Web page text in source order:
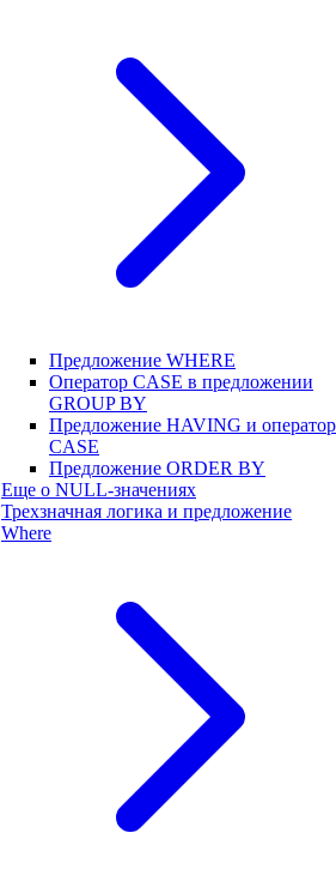
Предложение WHERE
Оператор CASE в предложении
GROUP BY
Предложение HAVING и оператор
CASE
Предложение ORDER BY
Еще о NULL-значениях
Трехзначная логика и предложение
Where